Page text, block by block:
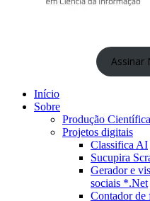
Assinar
Início
Sobre
Produção Científica
Projetos digitais
Classifica AI
Sucupira
Gerador e
sociais *.Net
Contador de